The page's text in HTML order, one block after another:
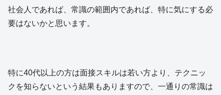
社会人であれば、常識の範囲内であれば、特に気にする必
要はないかと思います。
特に40代以上の方は面接スキルは若い方より、テクニッ
クを知らないという結果もありますので、一通りの常識は